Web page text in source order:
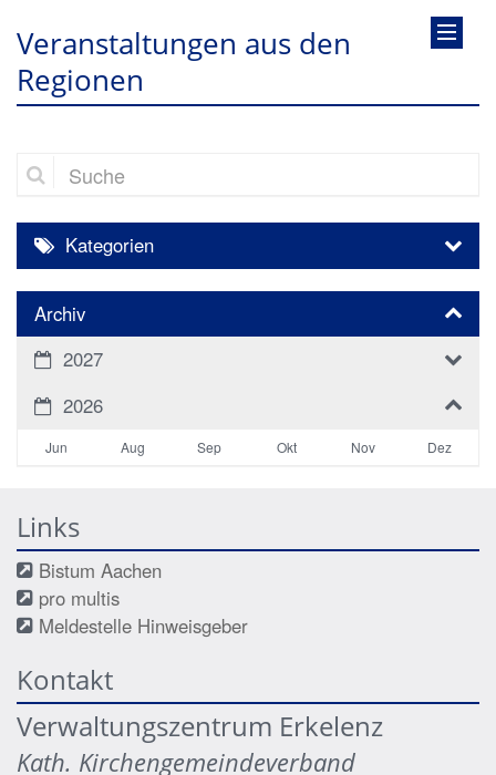
Veranstaltungen aus den
Regionen
Suche
Kategorien
Archiv
2027
2026
Jun Aug Sep Okt Nov Dez
Links
Bistum Aachen
pro multis
Meldestelle Hinweisgeber
Kontakt
Verwaltungszentrum Erkelenz
Kath. Kirchengemeindeverband